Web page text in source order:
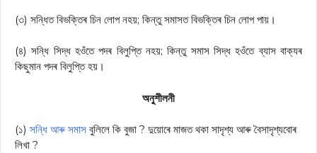
(৩) সন্ধিত বিভক্তিৰ চিন লোপ নহয়; কিন্তু সমাসত বিভক্তিৰ চিন লোপ পায়।
(৪) সন্ধি সিদ্ধ হওঁতে পদৰ বিলুপ্তি নহয়; কিন্তু সমাস সিদ্ধ হওঁতে ব্যাস বাক্যৰ
কিছুমান পদৰ বিলুপ্তি হয়।
অনুশীলনী
(১) সন্ধি আৰু সমাস বুলিলে কি বুজা ? দুয়োৰে মাজত থকা সাদৃশ্য আৰু বৈসাদৃশ্যবোৰ
লিখা ?